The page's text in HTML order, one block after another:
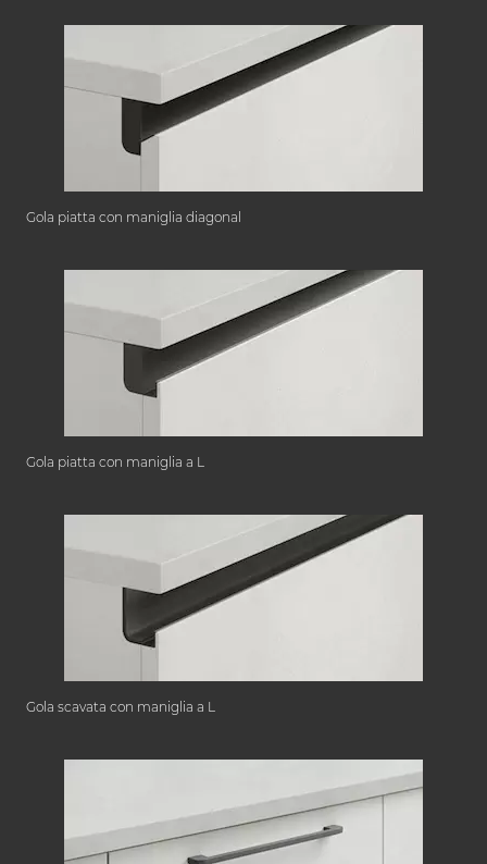
Gola piatta con maniglia diagonal
Gola piatta con maniglia a L
Gola scavata con maniglia a L